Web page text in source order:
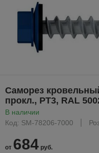
Саморез
прокл., PT3, RAL
В наличии
Код: SM-78206-7000
от 684 руб.